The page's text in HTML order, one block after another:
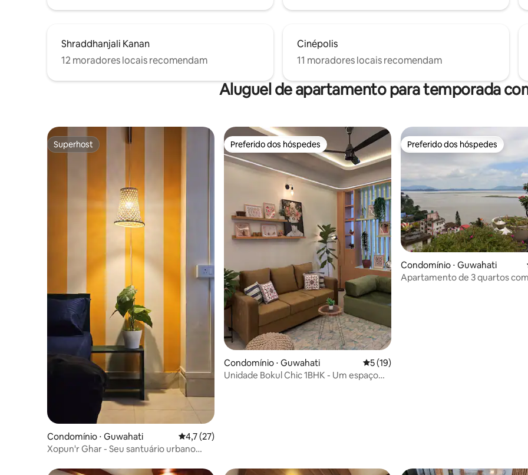
Shraddhanjali Kanan
12 moradores locais recomendam
Cinépolis
11 moradores locais recomendam
Aluguel de apartamento para temporada
Superhost
Superhost
Condomínio ⋅ Guwahati 4,7 de uma avaliação média de 5, 27 avaliações
4,7 (27)
Xopun'r Ghar - Seu santuário urbano
Preferido dos hóspedes
Preferido dos hóspedes
Condomínio ⋅ Guwahati 5 de uma avaliação média de 5, 19
5 (19)
Unidade Bokul Chic 1BHK - Um espaço
Preferido dos hóspedes
Preferido dos hóspedes
Condomínio ⋅ Guwahati
Apartamento de 3 quartos